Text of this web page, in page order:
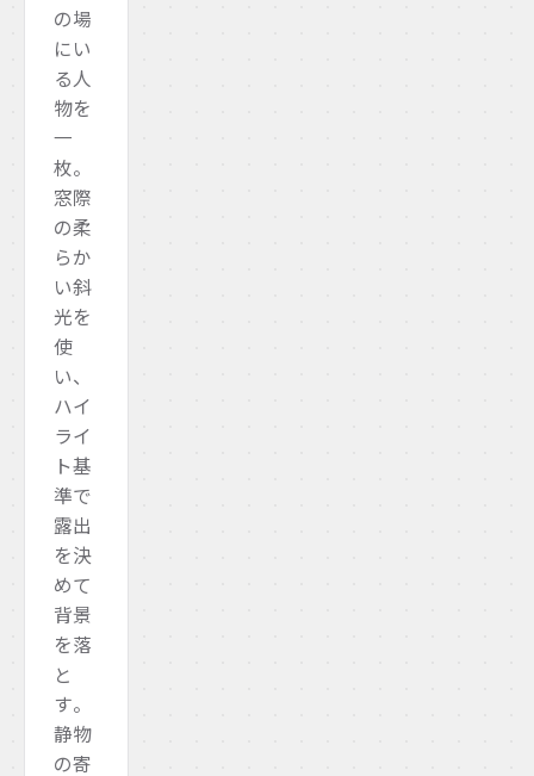
の場
にい
る人
物を
一
枚。
窓際
の柔
らか
い斜
光を
使
い、
ハイ
ライ
ト基
準で
露出
を決
めて
背景
を落
と
す。
静物
の寄